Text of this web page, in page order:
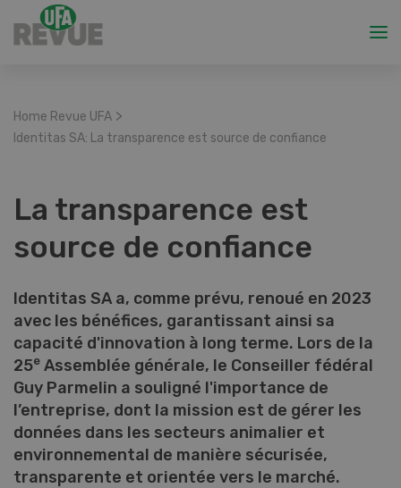
Home Revue UFA >
Identitas SA: La transparence est source de confiance
La transparence est
source de confiance
Identitas SA a, comme prévu, renoué en 2023
avec les bénéfices, garantissant ainsi sa
capacité d'innovation à long terme. Lors de la
25e Assemblée générale, le Conseiller fédéral
Guy Parmelin a souligné l'importance de
l’entreprise, dont la mission est de gérer les
données dans les secteurs animalier et
environnemental de manière sécurisée,
transparente et orientée vers le marché.